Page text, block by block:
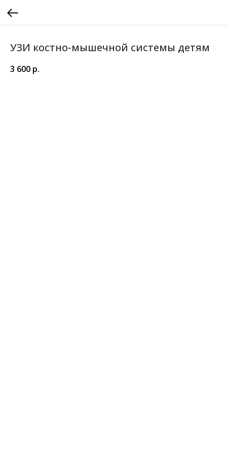
УЗИ костно-мышечной системы детям
3 600 р.